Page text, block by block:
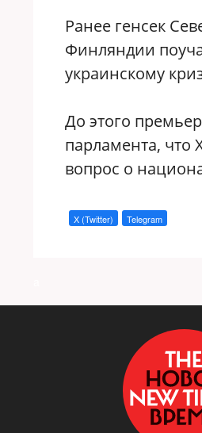
Ранее генсек
Финляндии
украинскому
До этого
парламента, что
вопрос о
X (Twitter) Telegram